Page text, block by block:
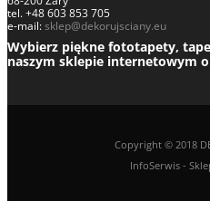
tel. +48 603 853 705
e-mail:sklep@dekorujsciany.eu
Wybierz piękne fototapety,
naszym sklepie internetowym
Copyright © 2018
InfoSerwis-